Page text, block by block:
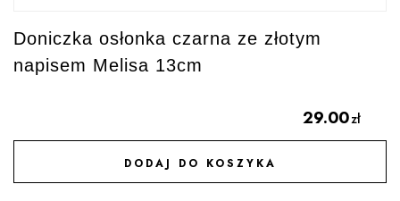
Doniczka osłonka czarna ze złotym
napisem Melisa 13cm
29.00zł
DODAJ DO KOSZYKA
DODAJ DO ULUBIONYCH